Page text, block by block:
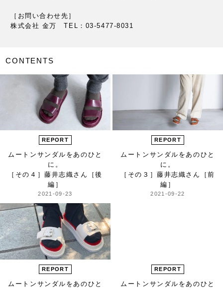
［お問い合わせ先］
株式会社 金万 TEL：03-5477-8031
CONTENTS
REPORT
ムートンサンダルをあのひと
に。
［その４］藤井志織さん［後
編］
2021-09-23
REPORT
ムートンサンダルをあのひと
に。
［その３］藤井志織さん［前
編］
2021-09-22
REPORT
ムートンサンダルをあのひと
REPORT
ムートンサンダルをあのひと